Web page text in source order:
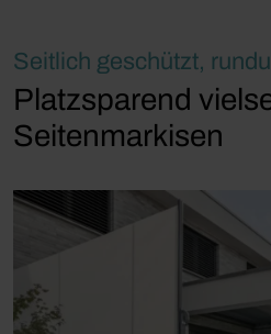
Seitlich geschützt,
Platzsparend
Seitenmarkisen